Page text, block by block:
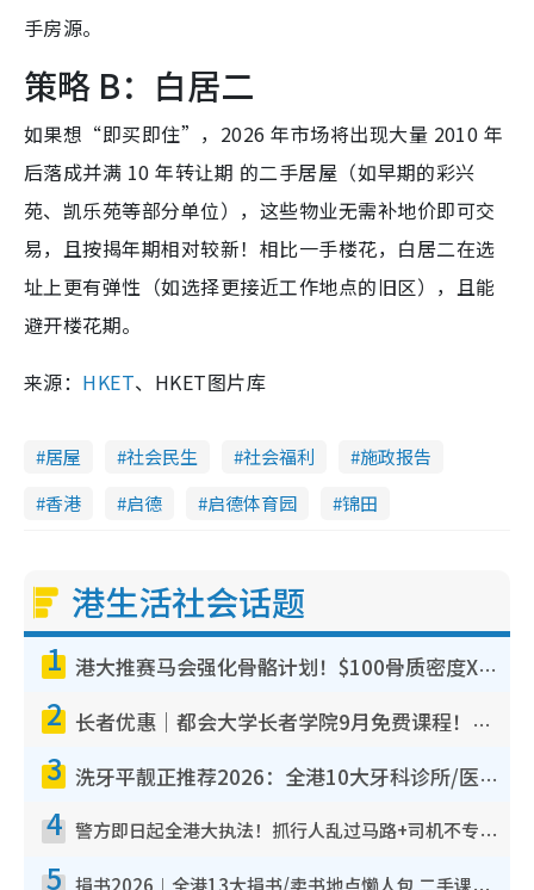
手房源。
策略 B：白居二
如果想“即买即住”，2026 年市场将出现大量 2010 年
后落成并满 10 年转让期 的二手居屋（如早期的彩兴
苑、凯乐苑等部分单位），这些物业无需补地价即可交
易，且按揭年期相对较新！相比一手楼花，白居二在选
址上更有弹性（如选择更接近工作地点的旧区），且能
避开楼花期。
来源： HKET、HKET图片库
居屋 社会民生 社会福利
施政报告
香港
启德 启德体育园 锦田
港生活社会话题
1 港大推赛马会强化骨骼计划！$100骨质密度X光检查 完成免费运动训练送超市礼券！附参加资格
2 长者优惠｜都会大学长者学院9月免费课程！多媒体/微电影创作/网络安全 附报名方法教学
3 洗牙平靓正推荐2026：全港10大牙科诊所/医院懒人包，夜诊至8点/镇静洁牙/医疗券适用
4 警方即日起全港大执法！抓行人乱过马路+司机不专注驾驶！乱过马路罚$2000
5